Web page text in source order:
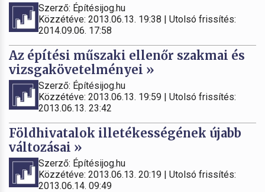
Szerző: Építésijog.hu
Közzétéve: 2013.06.13. 19:38 | Utolsó frissítés:
2014.09.06. 17:58
Az építési műszaki ellenőr szakmai és
vizsgakövetelményei »
Szerző: Építésijog.hu
Közzétéve: 2013.06.13. 19:59 | Utolsó frissítés:
2013.06.13. 23:42
Földhivatalok illetékességének újabb
változásai »
Szerző: Építésijog.hu
Közzétéve: 2013.06.13. 20:19 | Utolsó frissítés:
2013.06.14. 09:49